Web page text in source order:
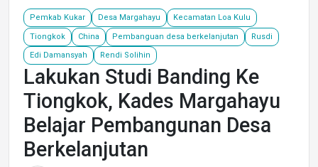
Pemkab Kukar Desa Margahayu Kecamatan Loa Kulu
Tiongkok China Pembanguan desa berkelanjutan Rusdi
Edi Damansyah Rendi Solihin
Lakukan Studi Banding Ke
Tiongkok, Kades Margahayu
Belajar Pembangunan Desa
Berkelanjutan